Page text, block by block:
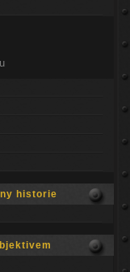
historie